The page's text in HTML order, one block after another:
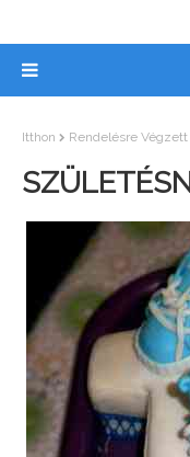
Itthon Rendelésre